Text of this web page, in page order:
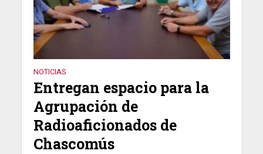
NOTICIAS
Entregan espacio para la
Agrupación de
Radioaficionados de
Chascomús